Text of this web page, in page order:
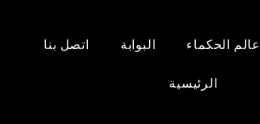
اتصل بنا البوابة عالم الحكماء
الرئيسية